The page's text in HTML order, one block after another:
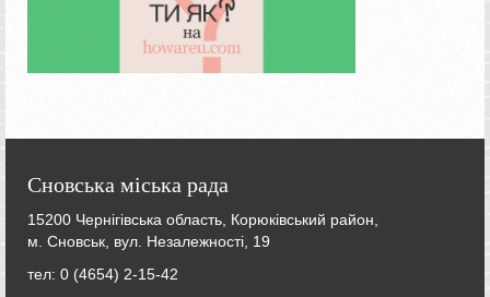
Сновська міська рада
15200 Чернігівська область, Корюківський район,
м. Сновськ, вул. Незалежності, 19
тел: 0 (4654) 2-15-42